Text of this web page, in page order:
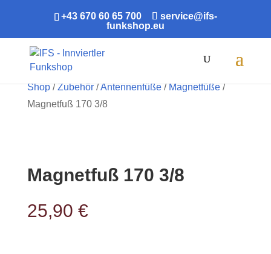
+43 670 60 65 700
service@ifs-
funkshop.eu
Shop/Zubehör/Antennenfüße/Magnetfüße/
Magnetfuß 170 3/8
Magnetfuß 170 3/8
25,90 €